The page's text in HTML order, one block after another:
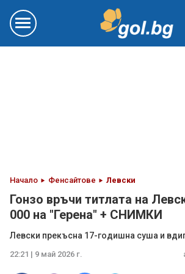
Начало Фенсайтове Левски
Гонзо връчи титлата на
000 на "Герена" + СНИМКИ
Левски прекъсна 17-годишна суша и
22:21 | 9 май 2026 г.